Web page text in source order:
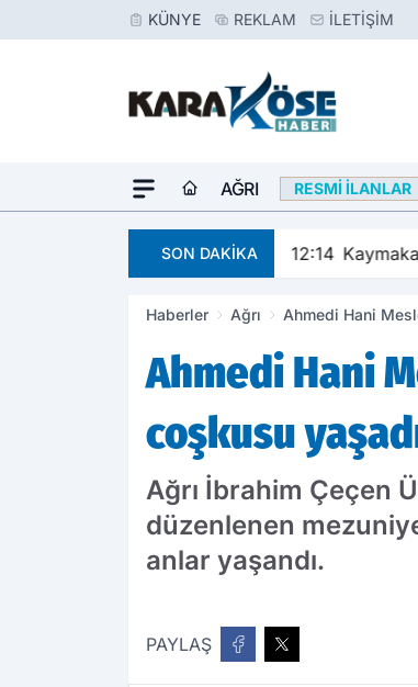
KÜNYE REKLAM İLETIŞIM
AĞRI RESMI İLANLAR
SON DAKİKA 12:14
Haberler Ağrı Ahmedi Hani
Ahmedi Hani
coşkusu
Ağrı İbrahim Çeçen
düzenlenen
anlar yaşandı.
PAYLAŞ